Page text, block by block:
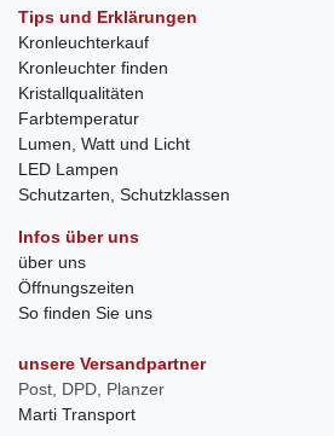
Tips und Erklärungen
Kronleuchterkauf
Kronleuchter finden
Kristallqualitäten
Farbtemperatur
Lumen, Watt und Licht
LED Lampen
Schutzarten, Schutzklassen
Infos über uns
über uns
Öffnungszeiten
So finden Sie uns
unsere Versandpartner
Post, DPD, Planzer
Marti Transport